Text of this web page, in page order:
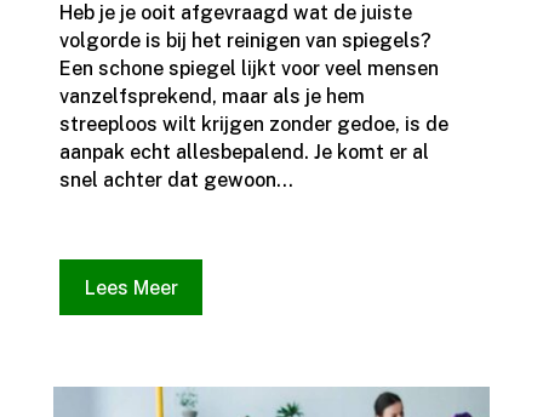
Heb je je ooit afgevraagd wat de juiste
volgorde is bij het reinigen van spiegels?
Een schone spiegel lijkt voor veel mensen
vanzelfsprekend, maar als je hem
streeploos wilt krijgen zonder gedoe, is de
aanpak echt allesbepalend.​ Je komt er al
snel achter dat gewoon...
Lees Meer